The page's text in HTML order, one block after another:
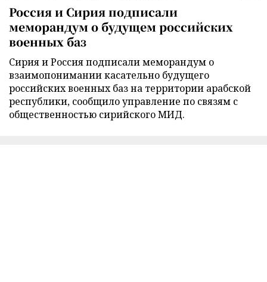
Россия и Сирия подписали
меморандум о будущем российских
военных баз
Сирия и Россия подписали меморандум о
взаимопонимании касательно будущего
российских военных баз на территории арабской
республики, сообщило управление по связям с
общественностью сирийского МИД.